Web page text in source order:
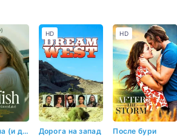
Рыба-луна (и другие истории о Грин-Лейк)
Дорога на запад
HD
После бури
HD